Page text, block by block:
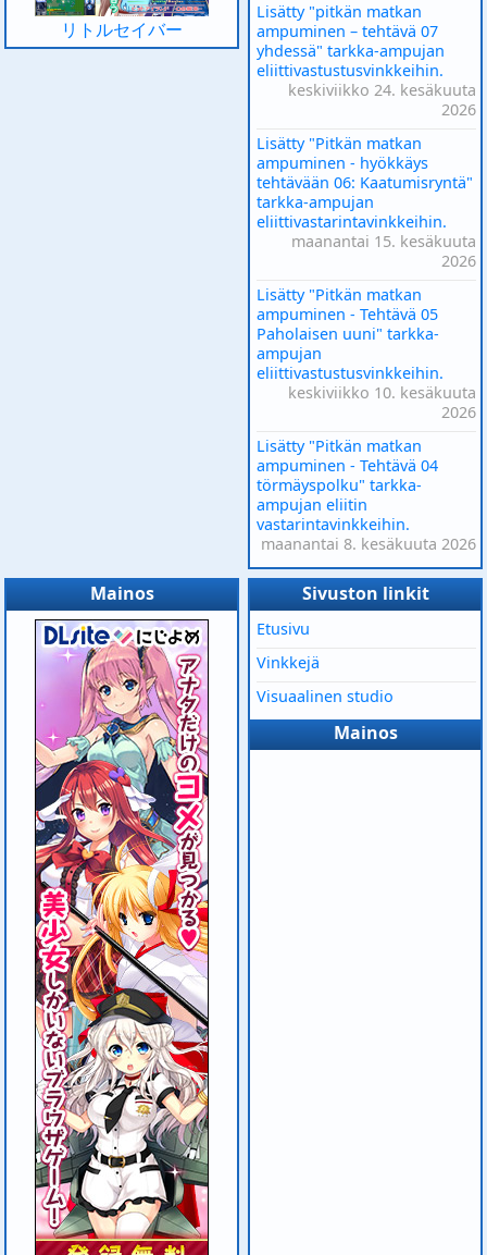
リトルセイバー
Lisätty "pitkän matkan
ampuminen – tehtävä 07
yhdessä" tarkka-ampujan
eliittivastustusvinkkeihin.
keskiviikko 24. kesäkuuta
2026
Lisätty "Pitkän matkan
ampuminen - hyökkäys
tehtävään 06: Kaatumisryntä"
tarkka-ampujan
eliittivastarintavinkkeihin.
maanantai 15. kesäkuuta
2026
Lisätty "Pitkän matkan
ampuminen - Tehtävä 05
Paholaisen uuni" tarkka-
ampujan
eliittivastustusvinkkeihin.
keskiviikko 10. kesäkuuta
2026
Lisätty "Pitkän matkan
ampuminen - Tehtävä 04
törmäyspolku" tarkka-
ampujan eliitin
vastarintavinkkeihin.
maanantai 8. kesäkuuta 2026
Mainos Sivuston linkit
Etusivu
Vinkkejä
Visuaalinen studio
Mainos